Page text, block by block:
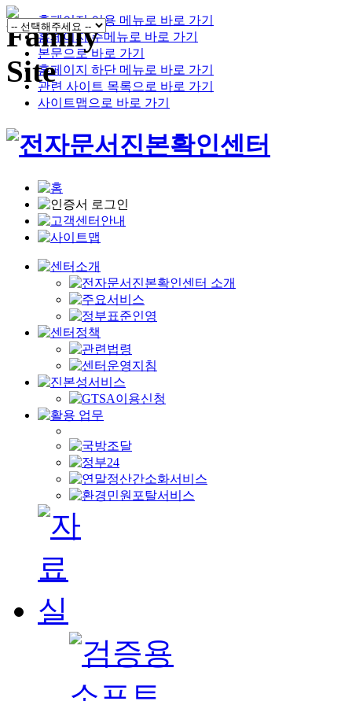
홈페이지 이용 메뉴로 바로 가기
홈페이지 주메뉴로 바로 가기
본문으로 바로 가기
홈페이지 하단 메뉴로 바로 가기
관련 사이트 목록으로 바로 가기
사이트맵으로 바로 가기